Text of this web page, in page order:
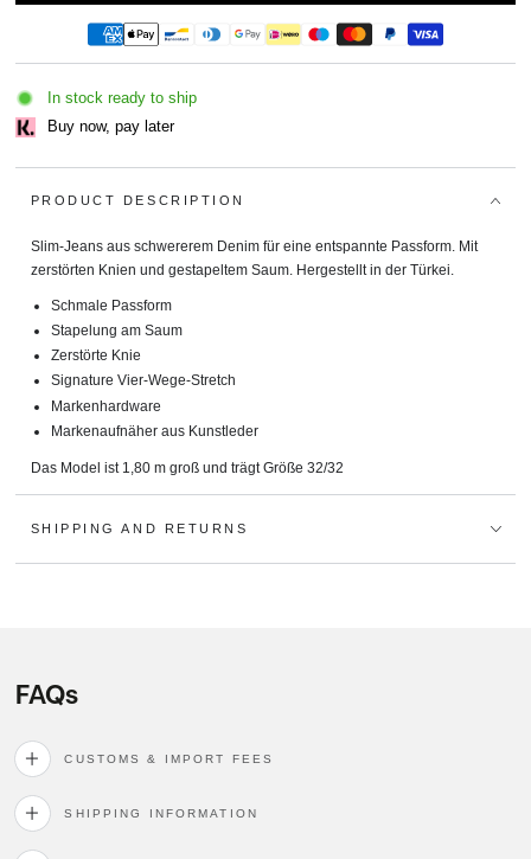
In stock ready to ship
Buy now, pay later
PRODUCT DESCRIPTION
Slim-Jeans aus schwererem Denim für eine entspannte Passform. Mit
zerstörten Knien und gestapeltem Saum. Hergestellt in der Türkei.
Schmale Passform
Stapelung am Saum
Zerstörte Knie
Signature Vier-Wege-Stretch
Markenhardware
Markenaufnäher aus Kunstleder
Das Model ist 1,80 m groß und trägt Größe 32/32
SHIPPING AND RETURNS
FAQs
CUSTOMS & IMPORT FEES
SHIPPING INFORMATION